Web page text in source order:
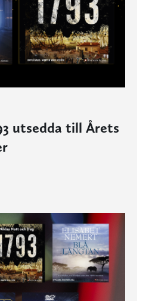
utsedda till Årets